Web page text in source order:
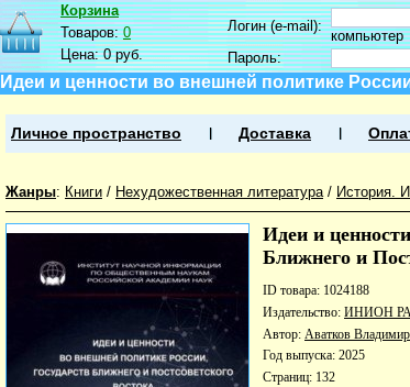
Корзина
Товаров:0
Цена:0 руб.
Логин (e-mail):
компьютер
Пароль:
Идеи и ценности во внешней политике
Личное пространство Доставка
Жанры: Книги / Нехудожественная литература/ История.
Идеи и
Ближнего и
ID товара: 1024188
Издательство: ИНИОН
Автор: Аватков
Год выпуска: 2025
Страниц: 132